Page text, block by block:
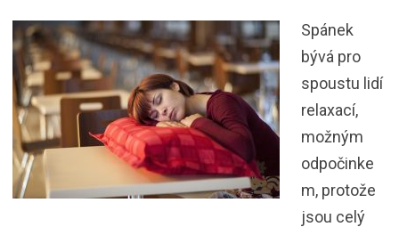
Spánek
bývá pro
spoustu lidí
relaxací,
možným
odpočinke
m, protože
jsou celý